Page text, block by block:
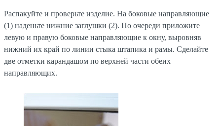
Распакуйте и проверьте изделие. На боковые направляющие
(1) наденьте нижние заглушки (2). По очереди приложите
левую и правую боковые направляющие к окну, выровняв
нижний их край по линии стыка штапика и рамы. Сделайте
две отметки карандашом по верхней части обеих
направляющих.